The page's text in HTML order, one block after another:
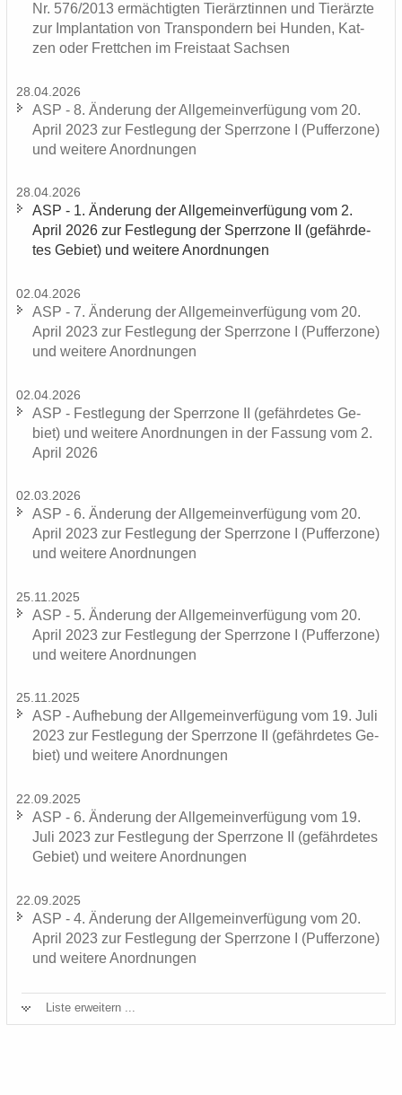
Nr. 576/2013 er­mäch­tig­ten Tier­ärz­tin­nen und Tier­ärz­te
zur Im­plan­ta­ti­on von Trans­pon­dern bei Hun­den, Kat­
zen oder Frett­chen im Frei­staat Sach­sen
28.04.2026
ASP - 8. Än­de­rung der All­ge­mein­ver­fü­gung vom 20.
April 2023 zur Fest­le­gung der Sperr­zo­ne I (Puf­fer­zo­ne)
und wei­te­re An­ord­nun­gen
28.04.2026
ASP - 1. Än­de­rung der All­ge­mein­ver­fü­gung vom 2.
April 2026 zur Fest­le­gung der Sperr­zo­ne II (ge­fähr­de­
tes Ge­biet) und wei­te­re An­ord­nun­gen
02.04.2026
ASP - 7. Än­de­rung der All­ge­mein­ver­fü­gung vom 20.
April 2023 zur Fest­le­gung der Sperr­zo­ne I (Puf­fer­zo­ne)
und wei­te­re An­ord­nun­gen
02.04.2026
ASP - Fest­le­gung der Sperr­zo­ne II (ge­fähr­de­tes Ge­
biet) und wei­te­re An­ord­nun­gen in der Fas­sung vom 2.
April 2026
02.03.2026
ASP - 6. Än­de­rung der All­ge­mein­ver­fü­gung vom 20.
April 2023 zur Fest­le­gung der Sperr­zo­ne I (Puf­fer­zo­ne)
und wei­te­re An­ord­nun­gen
25.11.2025
ASP - 5. Än­de­rung der All­ge­mein­ver­fü­gung vom 20.
April 2023 zur Fest­le­gung der Sperr­zo­ne I (Puf­fer­zo­ne)
und wei­te­re An­ord­nun­gen
25.11.2025
ASP - Auf­he­bung der All­ge­mein­ver­fü­gung vom 19. Juli
2023 zur Fest­le­gung der Sperr­zo­ne II (ge­fähr­de­tes Ge­
biet) und wei­te­re An­ord­nun­gen
22.09.2025
ASP - 6. Än­de­rung der All­ge­mein­ver­fü­gung vom 19.
Juli 2023 zur Fest­le­gung der Sperr­zo­ne II (ge­fähr­de­tes
Ge­biet) und wei­te­re An­ord­nun­gen
22.09.2025
ASP - 4. Än­de­rung der All­ge­mein­ver­fü­gung vom 20.
April 2023 zur Fest­le­gung der Sperr­zo­ne I (Puf­fer­zo­ne)
und wei­te­re An­ord­nun­gen
Liste er­wei­tern ...